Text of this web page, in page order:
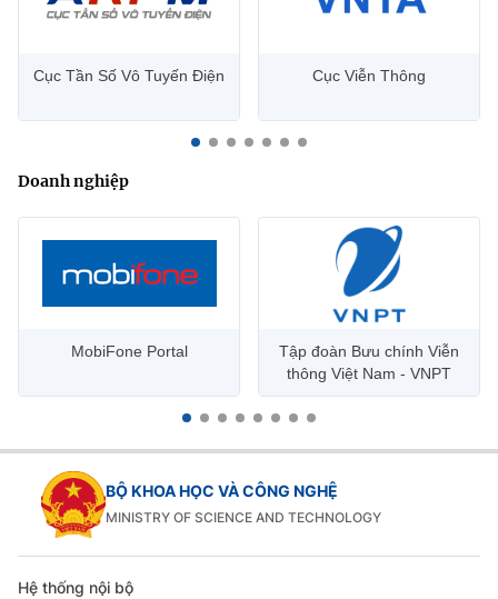
Cục Tần Số Vô Tuyến Điện Cục Viễn Thông
Doanh nghiệp
MobiFone Portal
Tập đoàn Bưu chính Viễn
thông Việt Nam - VNPT
BỘ KHOA HỌC VÀ CÔNG NGHỆ
MINISTRY OF SCIENCE AND TECHNOLOGY
Hệ thống nội bộ